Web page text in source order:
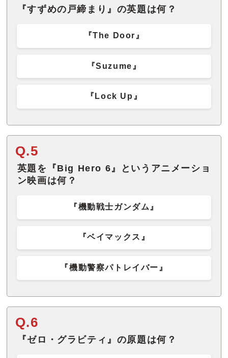
『すずめの戸締まり』の英題は何？
『The Door』
『Suzume』
『Lock Up』
Q.5
英題を『Big Hero 6』というアニメーショ
ン映画は何？
『機動戦士ガンダム』
『ベイマックス』
『機動警察パトレイバー』
Q.6
『ゼロ・グラビティ』の原題は何？